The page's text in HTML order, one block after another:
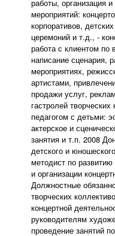
работы, организация
мероприятий:
корпоративов,
церемоний и т.д., -
работа с клиентом
написание сценария,
мероприятиях,
артистами,
продажи услуг,
гастролей
педагогом с детьми:
актерское и
занятия и т.п. 2008
детского и
методист по развитию
и организации
Должностные
творческих
концертной
руководителям
проведение занятий